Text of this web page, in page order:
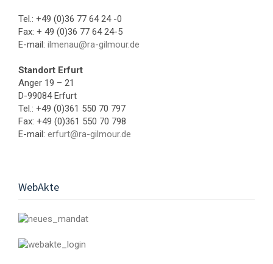
Tel.: +49 (0)36 77 64 24 -0
Fax: + 49 (0)36 77 64 24-5
E-mail: ilmenau@ra-gilmour.de
Standort Erfurt
Anger 19 – 21
D-99084 Erfurt
Tel.: +49 (0)361 550 70 797
Fax: +49 (0)361 550 70 798
E-mail: erfurt@ra-gilmour.de
WebAkte